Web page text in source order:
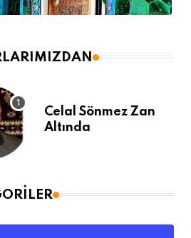
Celal Sönmez Zan
Altında